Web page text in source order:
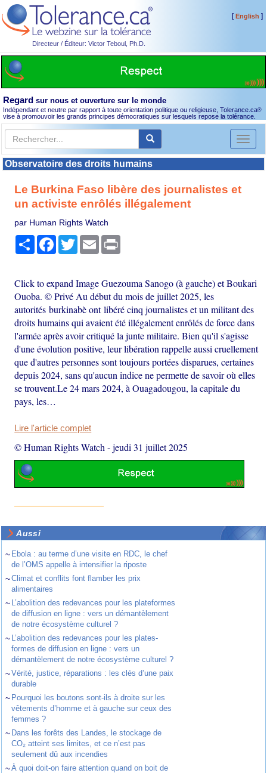
Directeur / Éditeur: Victor Teboul, Ph.D.
[English ]
Regard sur nous et ouverture sur le monde
Indépendant et neutre par rapport à toute orientation politique ou religieuse, Tolerance.ca®
vise à promouvoir les grands principes démocratiques sur lesquels repose la tolérance.
Toggle
Observatoire des droits humains
Le Burkina Faso libère des journalistes et
un activiste enrôlés illégalement
par Human Rights Watch
PartagerFacebook
TwitterEmail
Click to expand Image Guezouma Sanogo (à gauche) et Boukari
Ouoba. © Privé Au début du mois de juillet 2025, les
autorités burkinabè ont libéré cinq journalistes et un militant des
droits humains qui avaient été illégalement enrôlés de force dans
l'armée après avoir critiqué la junte militaire. Bien qu'il s'agisse
d'une évolution positive, leur libération rappelle aussi cruellement
que d'autres personnes sont toujours portées disparues, certaines
depuis 2024, sans qu'aucun indice ne permette de savoir où elles
se trouvent.Le 24 mars 2024, à Ouagadougou, la capitale du
pays, les…
Lire l'article complet
© Human Rights Watch -jeudi 31 juillet 2025
Aussi
~ Ebola : au terme d’une visite en RDC, le chef
de l’OMS appelle à intensifier la riposte
~Climat et conflits font flamber les prix
alimentaires
~ L’abolition des redevances pour les plateformes
de diffusion en ligne : vers un démantèlement
de notre écosystème culturel ?
~ L’abolition des redevances pour les plates-
formes de diffusion en ligne : vers un
démantèlement de notre écosystème culturel ?
~Vérité, justice, réparations : les clés d’une paix
durable
~ Pourquoi les boutons sont-ils à droite sur les
vêtements d’homme et à gauche sur ceux des
femmes ?
~ Dans les forêts des Landes, le stockage de
CO₂ atteint ses limites, et ce n’est pas
seulement dû aux incendies
~À quoi doit-on faire attention quand on boit de